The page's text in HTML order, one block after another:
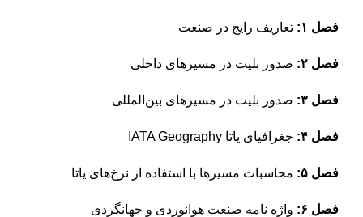
فصل ۱: تعاریف رایج در صنعت
فصل ۲: صدور بلیت در مسیرهای داخلی
فصل ۳: صدور بلیت در مسیرهای بین‌المللی
فصل ۴: جغرافیای یاتا IATA Geography
فصل ۵: محاسبات مسیرها با استفاده از نرخ‌های یاتا
فصل ۶: واژه‌ نامه صنعت هوانوردی و جهانگردی